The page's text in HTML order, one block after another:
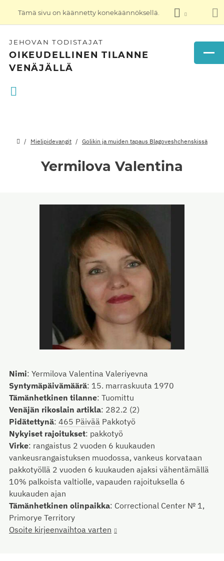
Tämä sivu on käännetty konekäännöksellä.
JEHOVAN TODISTAJAT
OIKEUDELLINEN TILANNE
VENÄJÄLLÄ
Mielipidevangit Golikin ja muiden tapaus Blagoveshchenskissä
Yermilova Valentina
Nimi: Yermilova Valentina Valeriyevna
Syntymäpäivämäärä: 15. marraskuuta 1970
Tämänhetkinen tilanne: Tuomittu
Venäjän rikoslain artikla: 282.2 (2)
Pidätettynä: 465 Päivää Pakkotyö
Nykyiset rajoitukset: pakkotyö
Virke: rangaistus 2 vuoden 6 kuukauden
vankeusrangaistuksen muodossa, vankeus korvataan
pakkotyöllä 2 vuoden 6 kuukauden ajaksi vähentämällä
10% palkoista valtiolle, vapauden rajoituksella 6
kuukauden ajan
Tämänhetkinen olinpaikka: Сorrectional Center № 1,
Primorye Territory
Osoite kirjeenvaihtoa varten